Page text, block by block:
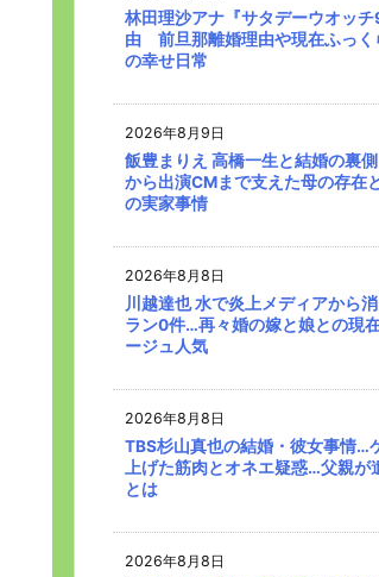
林田理沙アナ『サタデーウオッ
由 前旦那離婚理由や現在ふっく
の幸せ日常
2026年8月9日
飯豊まりえ 高橋一生と結婚の裏
から出演CMまで支えた母の存在
の実家事情
2026年8月8日
川越達也 水で炎上メディアから
ラン0件…再々婚の嫁と娘との現
ージュ人気
2026年8月8日
TBS杉山真也の結婚・彼女事情…
上げた筋肉とオネエ疑惑…父親が
とは
2026年8月8日